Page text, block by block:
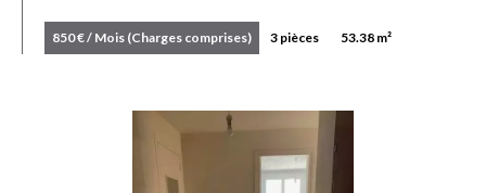
850 € / Mois (Charges comprises) 3 pièces 53.38 m²